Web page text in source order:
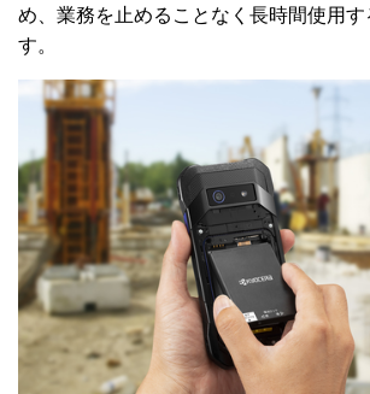
め、業務を止めることなく長時間使用
す。